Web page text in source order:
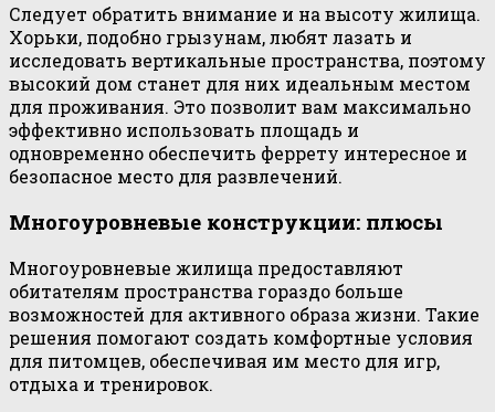
Следует обратить внимание и на высоту жилища.
Хорьки, подобно грызунам, любят лазать и
исследовать вертикальные пространства, поэтому
высокий дом станет для них идеальным местом
для проживания. Это позволит вам максимально
эффективно использовать площадь и
одновременно обеспечить феррету интересное и
безопасное место для развлечений.
Многоуровневые конструкции: плюсы
Многоуровневые жилища предоставляют
обитателям пространства гораздо больше
возможностей для активного образа жизни. Такие
решения помогают создать комфортные условия
для питомцев, обеспечивая им место для игр,
отдыха и тренировок.